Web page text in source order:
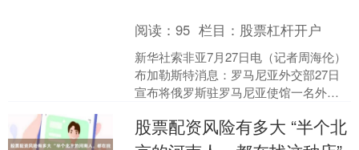
阅读：95 栏目： 股票杠杆开户
新华社索非亚7月27日电（记者周海伦）
布加勒斯特消息：罗马尼亚外交部27日
宣布将俄罗斯驻罗马尼亚使馆一名外交
息，要求其在5日....
股票配资风险有多大 “半个北